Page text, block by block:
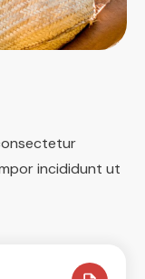
incididunt ut